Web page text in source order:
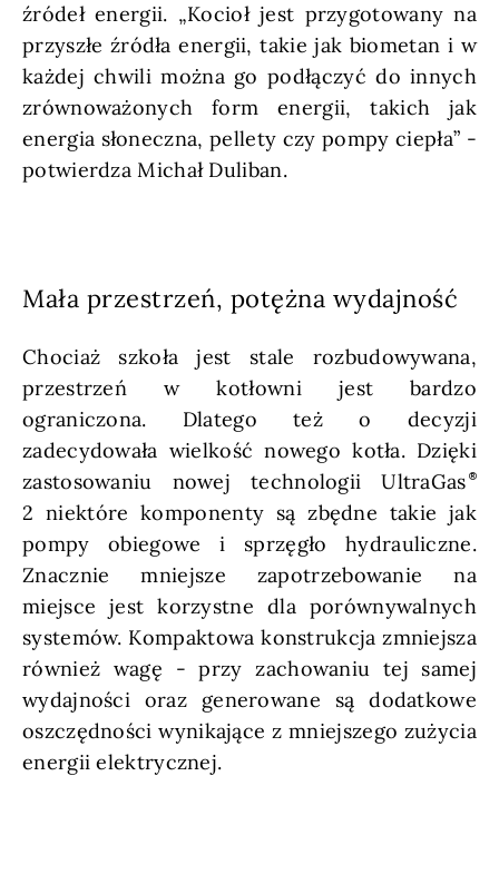
źródeł energii. „Kocioł jest przygotowany na
przyszłe źródła energii, takie jak biometan i w
każdej chwili można go podłączyć do innych
zrównoważonych form energii, takich jak
energia słoneczna, pellety czy pompy ciepła” -
potwierdza Michał Duliban.
Mała przestrzeń, potężna wydajność
Chociaż szkoła jest stale rozbudowywana,
przestrzeń w kotłowni jest bardzo
ograniczona. Dlatego też o decyzji
zadecydowała wielkość nowego kotła. Dzięki
zastosowaniu nowej technologii UltraGas
2 niektóre komponenty są zbędne takie jak
pompy obiegowe i sprzęgło hydrauliczne.
Znacznie mniejsze zapotrzebowanie na
miejsce jest korzystne dla porównywalnych
systemów. Kompaktowa konstrukcja zmniejsza
również wagę - przy zachowaniu tej samej
wydajności oraz generowane są dodatkowe
oszczędności wynikające z mniejszego zużycia
energii elektrycznej.